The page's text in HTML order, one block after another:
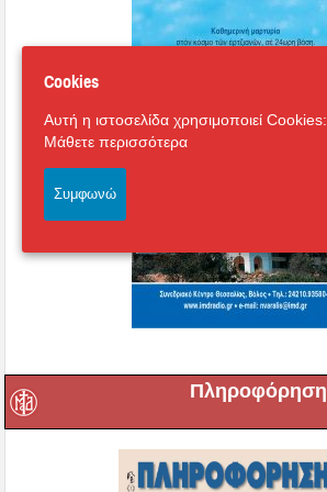
Πληροφόρηση
Cookies
Αυτή η ιστοσελίδα χρησιμοποιεί Cookies:
Μάθετε περισσότερα
Συμφωνώ